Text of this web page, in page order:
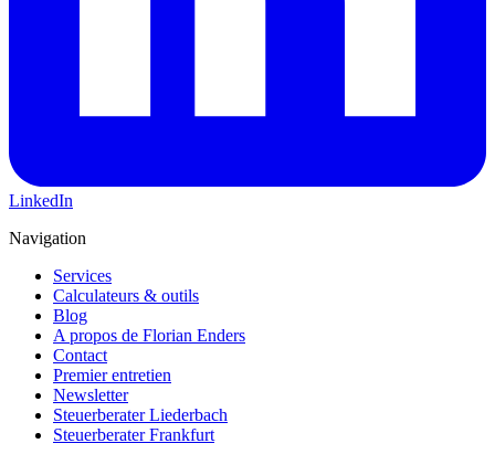
LinkedIn
Navigation
Services
Calculateurs & outils
Blog
A propos de Florian Enders
Contact
Premier entretien
Newsletter
Steuerberater Liederbach
Steuerberater Frankfurt